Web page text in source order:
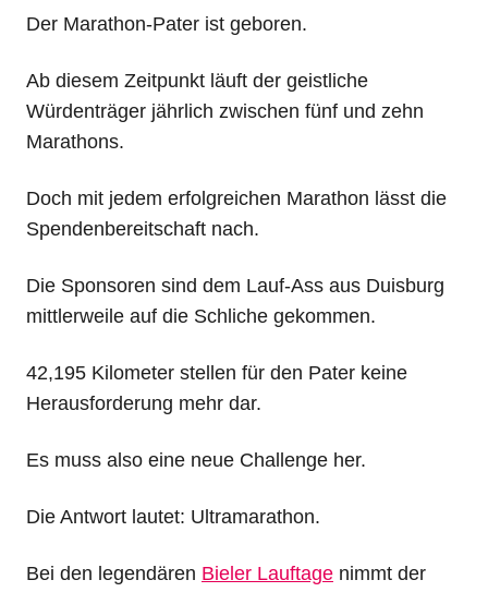
Der Marathon-Pater ist geboren.
Ab diesem Zeitpunkt läuft der geistliche
Würdenträger jährlich zwischen fünf und zehn
Marathons.
Doch mit jedem erfolgreichen Marathon lässt die
Spendenbereitschaft nach.
Die Sponsoren sind dem Lauf-Ass aus Duisburg
mittlerweile auf die Schliche gekommen.
42,195 Kilometer stellen für den Pater keine
Herausforderung mehr dar.
Es muss also eine neue Challenge her.
Die Antwort lautet: Ultramarathon.
Bei den legendären Bieler Lauftage nimmt der